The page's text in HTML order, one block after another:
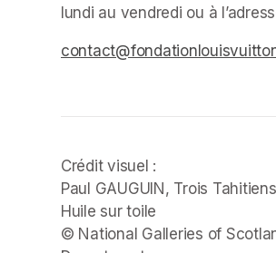
lundi au vendredi ou à
(opens in a new tab)
(opens in a new tab)
Crédit visuel :
Paul GAUGUIN, Trois Tahitiens
Huile sur toile
© National Galleries of